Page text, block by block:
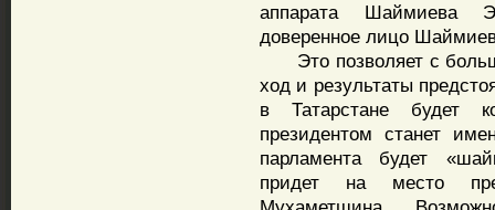
аппарата Шаймиева
доверенное лицо
Это позволяет с
ход и результаты
в Татарстане будет
президентом станет
парламента будет
придет на место